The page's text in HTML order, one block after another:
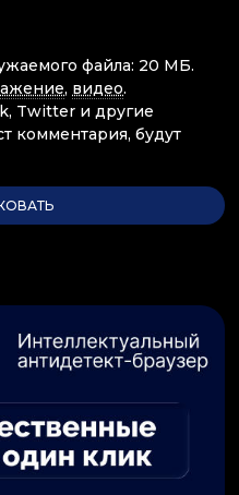
файла: 20 МБ.
, видео.
Twitter и другие
комментария, будут